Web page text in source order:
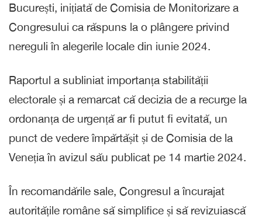
București, inițiată de Comisia de Monitorizare a
Congresului ca răspuns la o plângere privind
nereguli în alegerile locale din iunie 2024.
Raportul a subliniat importanța stabilității
electorale și a remarcat că decizia de a recurge la
ordonanța de urgență ar fi putut fi evitată, un
punct de vedere împărtășit și de Comisia de la
Veneția în avizul său publicat pe 14 martie 2024.
În recomandările sale, Congresul a încurajat
autoritățile române să simplifice și să revizuiască